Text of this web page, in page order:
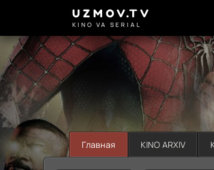
UZMOV.TV
KINO VA SERIAL
Главная KINO ARXIV